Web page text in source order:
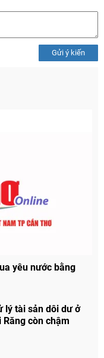
Gửi ý kiến
yêu nước bằng
lý tài sản dôi dư ở
Răng còn chậm